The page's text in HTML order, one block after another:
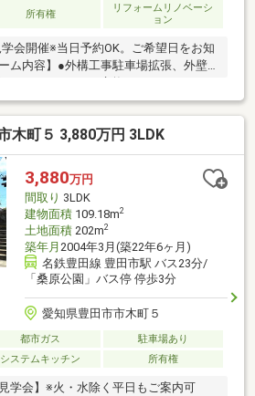
所有権
リフォームリノベーシ
ョン
会開催※当日予約OK。ご希望日をお知
ム内容】●外構工事駐車場拡張、外壁
交換、洗面化粧台交換、玄関扉交換、
ス張替え、クッションフロア張替え、
換、シューズボックス交換、インター
、照明LED交換【おすすめポイン
な部分の欠陥や・腐食、給排水管の故
より２年間保証・シロアリ防除工事施
明器具設置予
木町５ 3,880万円 3LDK
3,880万円
間取り 3LDK
建物面積109.18m2
土地面積202m2
築年月 2004年3月(築22年6ヶ月)
名鉄豊田線 豊田市駅 バス23分/
「桑原公園」バス停 停歩3分
愛知県豊田市市木町５
都市ガス
駐車場あり
システムキッチン 所有権
学会】※火・水除く平日もご案内可